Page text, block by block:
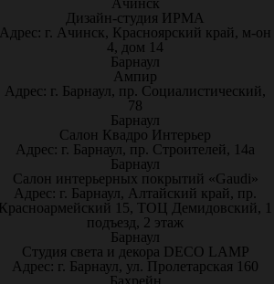
Ачинск
Дизайн-студия ИРМА
Адрес: г. Ачинск, Красноярский край, м-он
4, дом 14
Барнаул
Ампир
Адрес: г. Барнаул, пр. Социалистический,
78
Барнаул
Салон Квадро Интерьер
Адрес: г. Барнаул, пр. Строителей, 14а
Барнаул
Салон интерьерных покрытий «Gaudi»
Адрес: г. Барнаул, Алтайский край, пр.
15, ТОЦ Демидовский, 1
подъезд, 2 этаж
Барнаул
Студия света и декора DECO LAMP
Адрес: г. Барнаул, ул. Пролетарская 160
Бахрейн